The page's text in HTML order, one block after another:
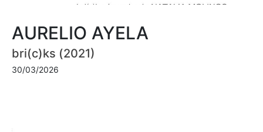
AURELIO AYELA
bri(c)ks (2021)
30/03/2026